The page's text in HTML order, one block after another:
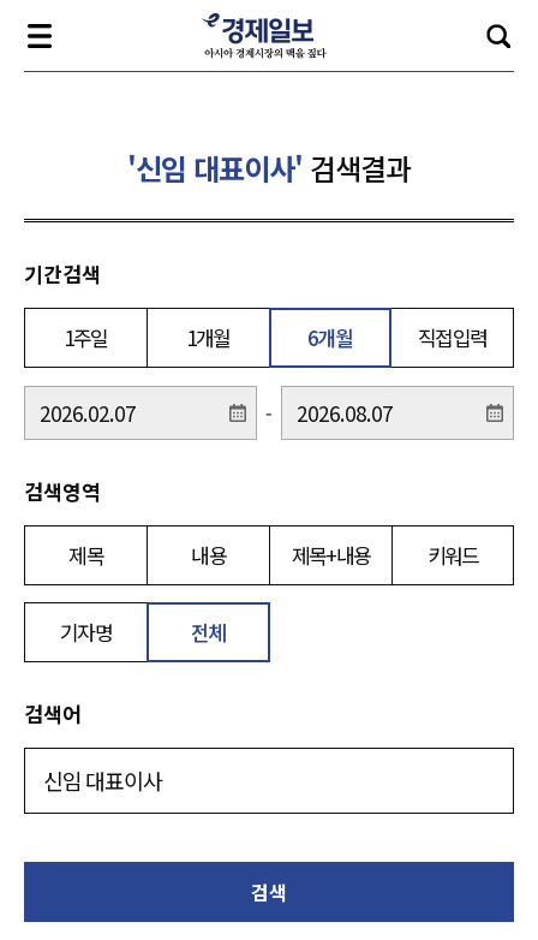
'신임 대표이사' 검색결과
기간검색
1주일 1개월 6개월 직접입력
-
검색영역
제목 내용 제목+내용 키워드
기자명 전체
검색어
검색